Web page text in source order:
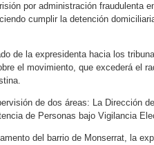
por administración fraudulenta
cumplir la detención
de la expresidenta hacia los
el movimiento, que excederá el
de dos áreas: La Dirección
de Personas bajo Vigilancia
del barrio de Monserrat, la